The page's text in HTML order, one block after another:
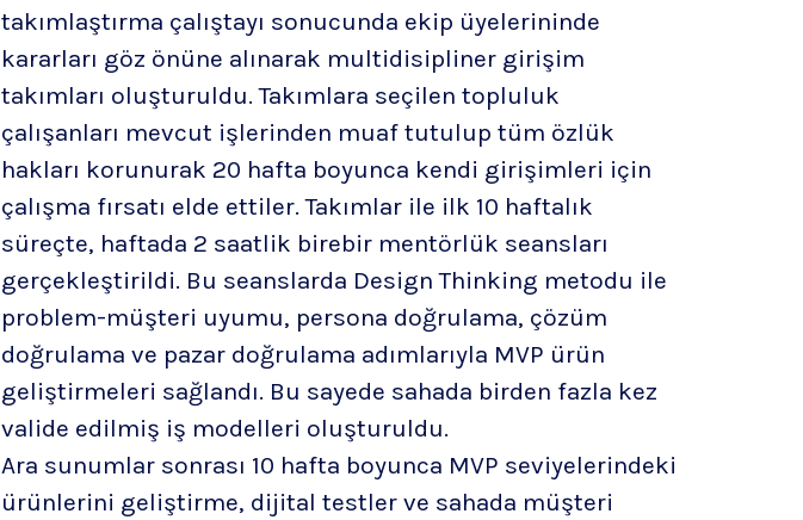
takımlaştırma çalıştayı sonucunda ekip üyelerininde
kararları göz önüne alınarak multidisipliner girişim
takımları oluşturuldu. Takımlara seçilen topluluk
çalışanları mevcut işlerinden muaf tutulup tüm özlük
hakları korunurak 20 hafta boyunca kendi girişimleri için
çalışma fırsatı elde ettiler. Takımlar ile ilk 10 haftalık
süreçte, haftada 2 saatlik birebir mentörlük seansları
gerçekleştirildi. Bu seanslarda Design Thinking metodu ile
problem-müşteri uyumu, persona doğrulama, çözüm
doğrulama ve pazar doğrulama adımlarıyla MVP ürün
geliştirmeleri sağlandı. Bu sayede sahada birden fazla kez
valide edilmiş iş modelleri oluşturuldu.
Ara sunumlar sonrası 10 hafta boyunca MVP seviyelerindeki
ürünlerini geliştirme, dijital testler ve sahada müşteri